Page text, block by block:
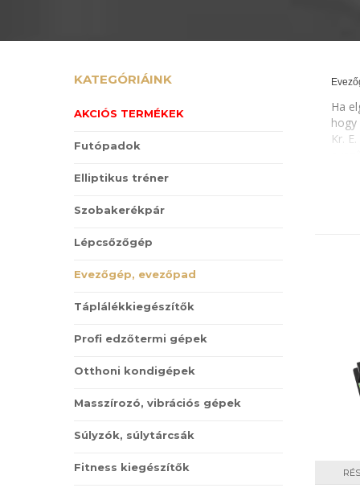
KATEGÓRIÁINK
AKCIÓS TERMÉKEK
Futópadok
Elliptikus tréner
Szobakerékpár
Lépcsőzőgép
Evezőgép, evezőpad
Táplálékkiegészítők
Profi edzőtermi gépek
Otthoni kondigépek
Masszírozó, vibrációs gépek
Súlyzók, súlytárcsák
Fitness kiegészítők
Ha
Kr.
Az
a
Jól
részt.